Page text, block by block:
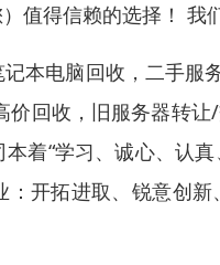
值得信赖的选择！ 我
本电脑回收，二手
回收，旧服务器转
着“学习、诚心、认
开拓进取、锐意创